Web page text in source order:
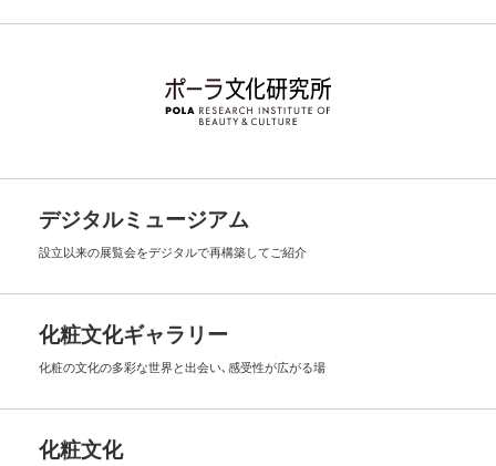
デジタルミュージアム
設立以来の展覧会をデジタルで再構築してご紹介
化粧文化ギャラリー
化粧の文化の多彩な世界と出会い､ 感受性が広がる場
化粧文化